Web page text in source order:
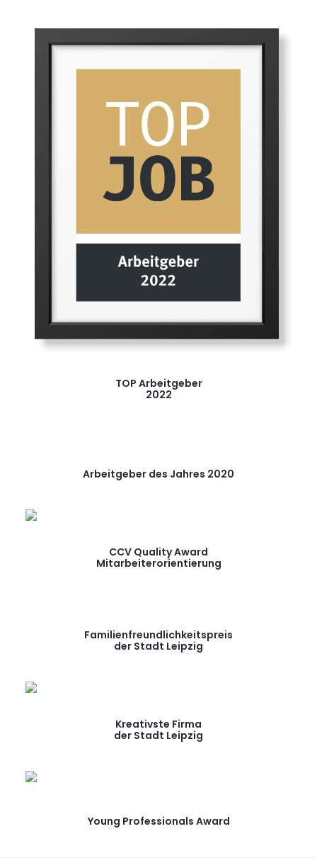
TOP Arbeitgeber
2022
Arbeitgeber des Jahres 2020
CCV Quality Award
Mitarbeiterorientierung
Familienfreundlichkeitspreis
der Stadt Leipzig
Kreativste Firma
der Stadt Leipzig
Young Professionals Award